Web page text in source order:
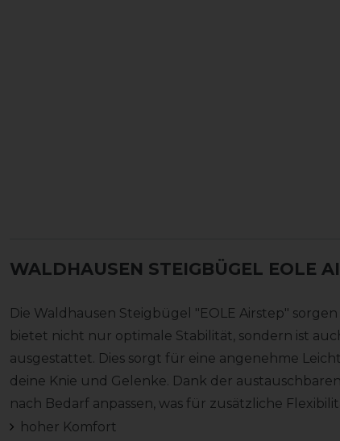
WALDHAUSEN STEIGBÜGEL EOLE
Die Waldhausen Steigbügel "EOLE Airstep"
bietet nicht nur optimale Stabilität, sondern ist
ausgestattet. Dies sorgt für eine angenehme
deine Knie und Gelenke. Dank der
nach Bedarf anpassen, was für zusätzliche
hoher Komfort